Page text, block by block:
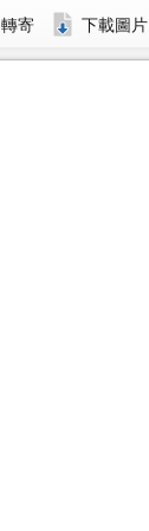
轉寄 下載圖片